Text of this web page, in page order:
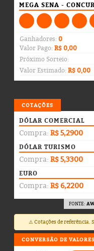
MEGA SENA -
Ganhadores:0
Valor Pago:R$ 0,00
Próximo Sorteio:
Valor Estimado:R$ 0,00
COTAÇÕES
DÓLAR COMERCIAL
Compra: R$ 5,2900
DÓLAR TURISMO
Compra: R$ 5,3300
EURO
Compra: R$ 6,2200
FONTE:
⚠️ Cotações de
CONVERSÃO DE VALORES